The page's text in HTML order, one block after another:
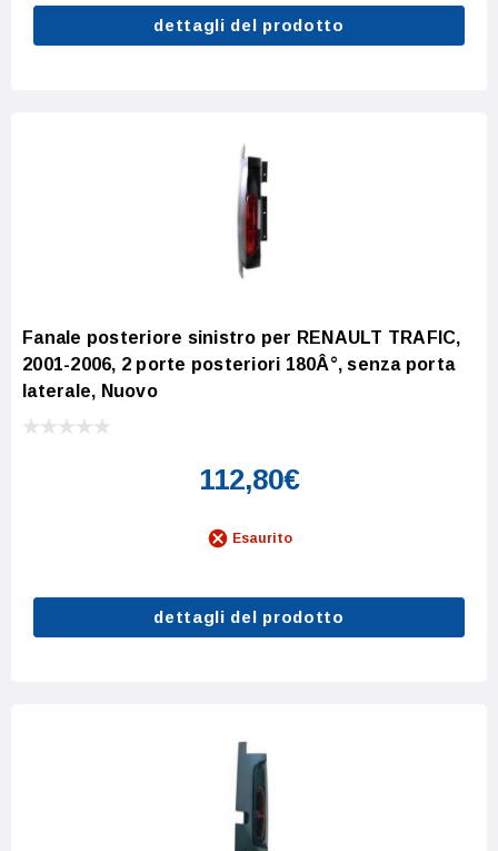
dettagli del prodotto
Fanale posteriore sinistro per RENAULT TRAFIC,
2001-2006, 2 porte posteriori 180Â°, senza porta
laterale, Nuovo
112,80€
Esaurito
dettagli del prodotto